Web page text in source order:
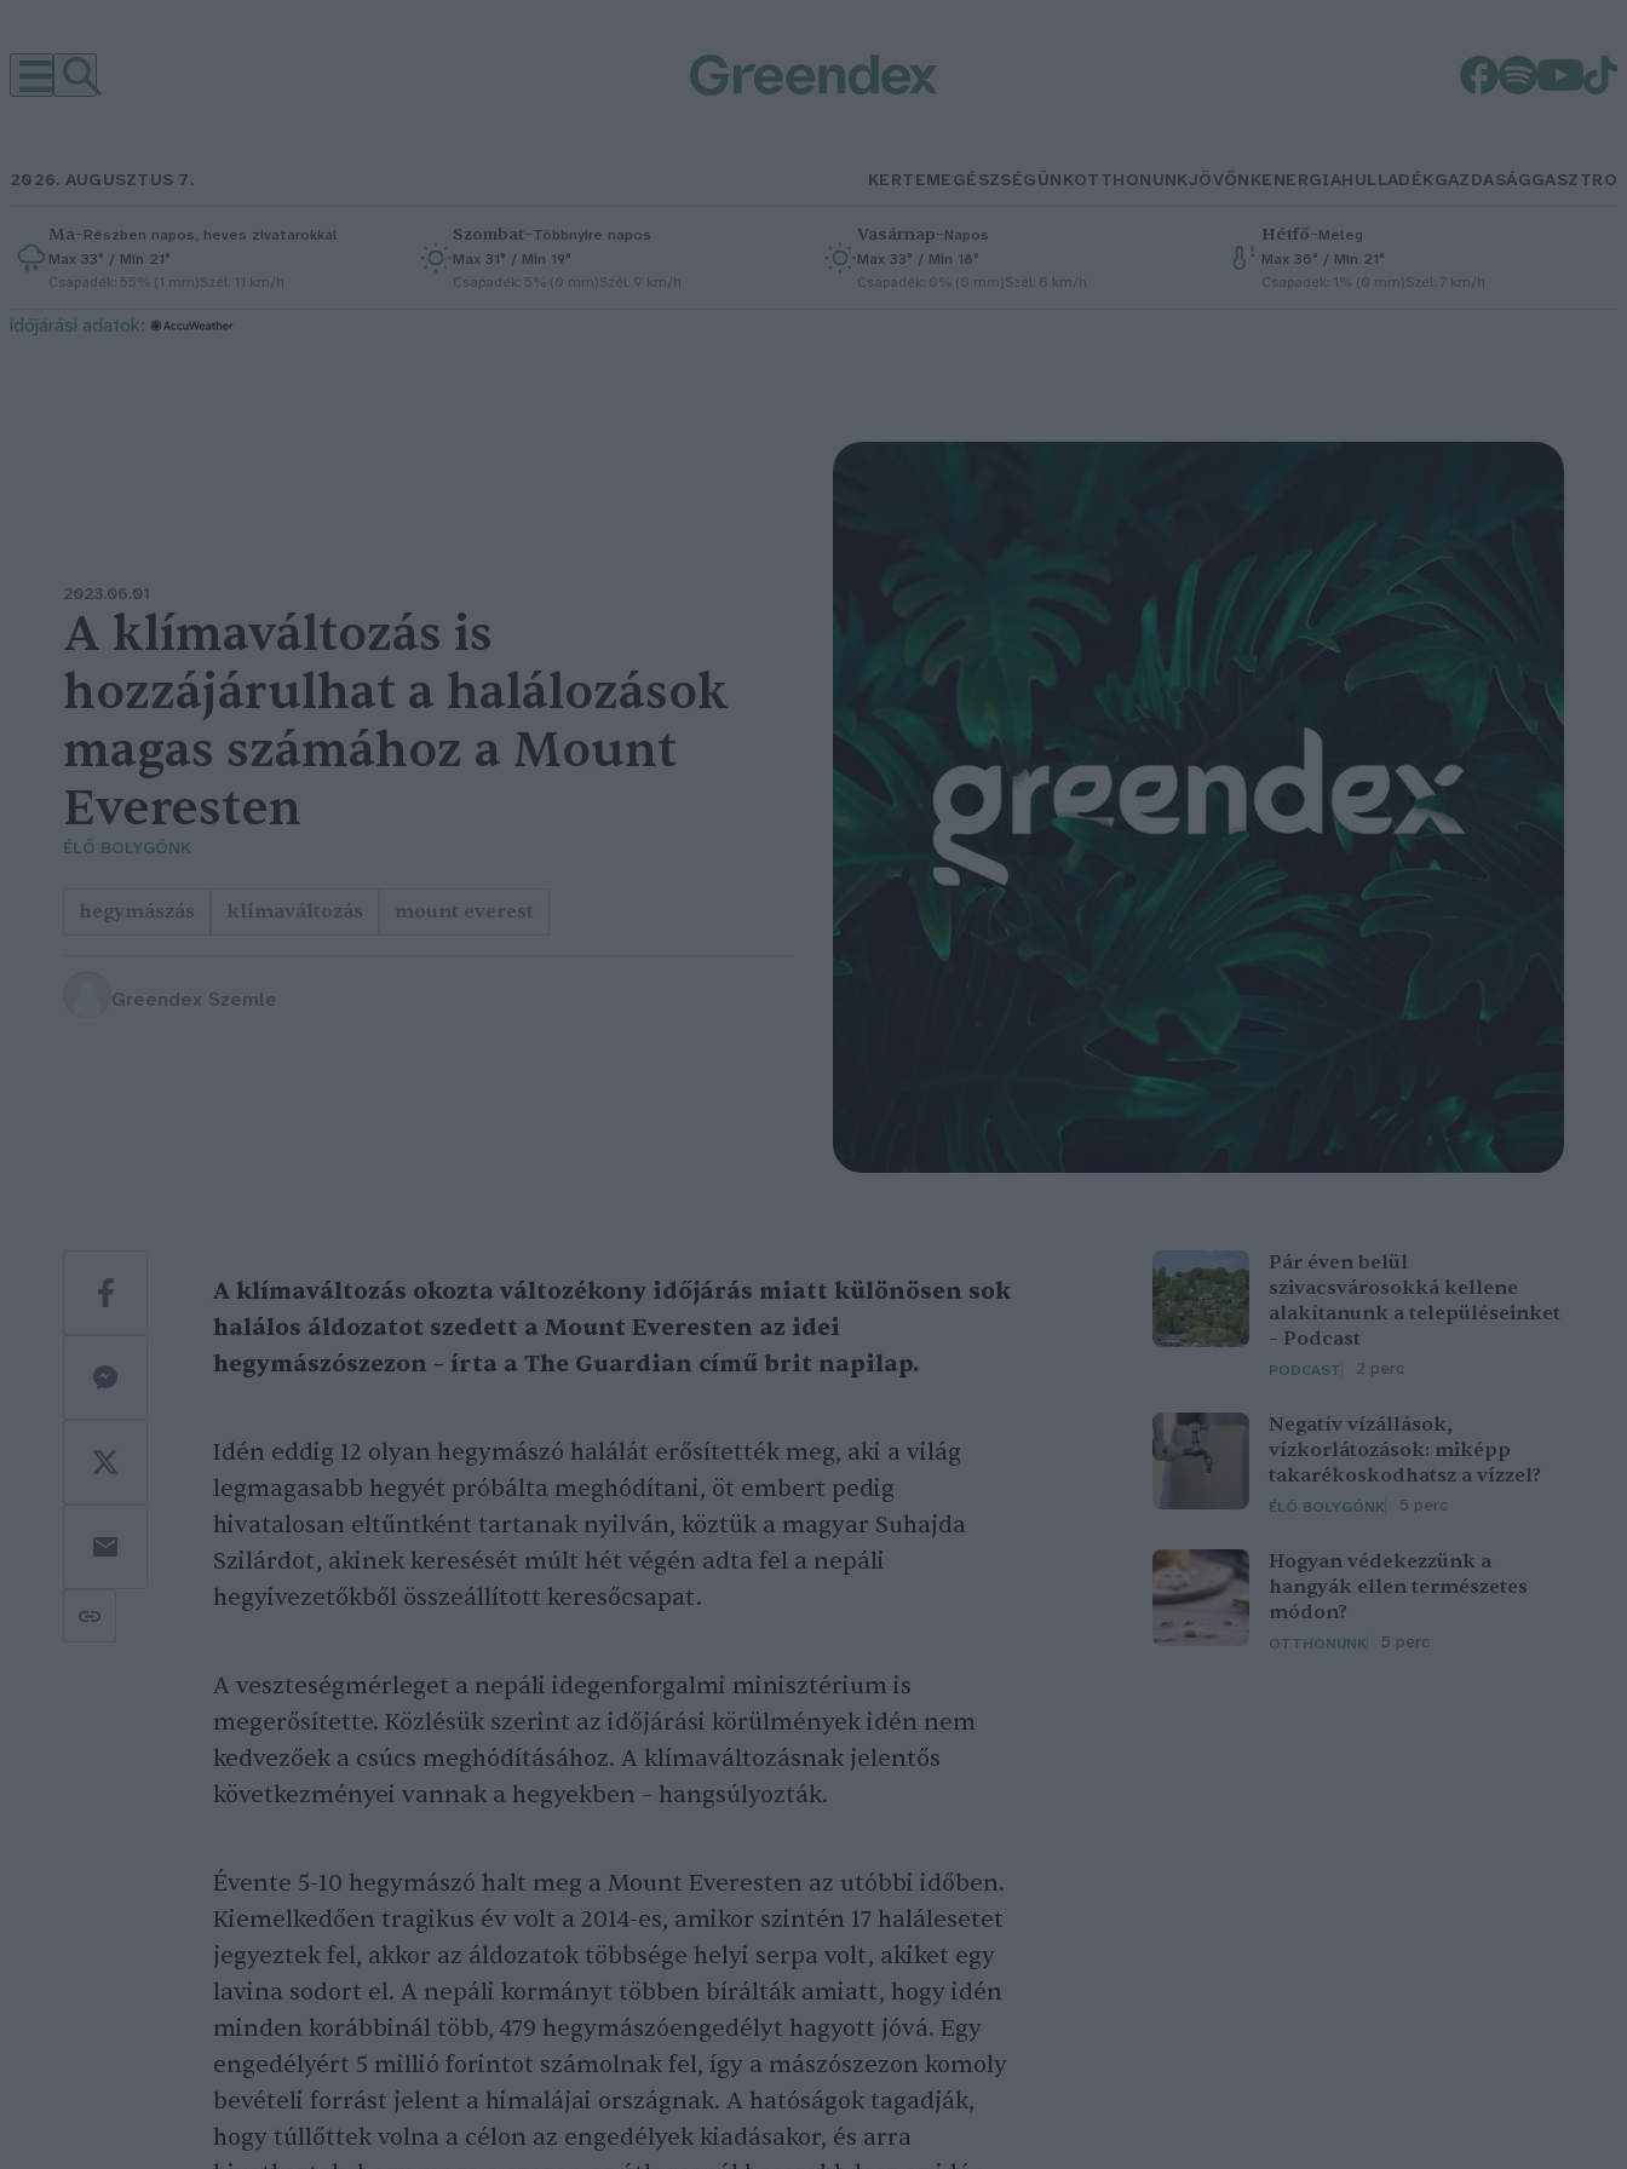
2026. AUGUSZTUS 7. KERTEMEGÉSZSÉGÜNKOTTHONUNKJÖVŐNKENERGIAHULLADÉKGAZDASÁGGASZTRO
Ma–Részben napos, heves zivatarokkal
Max 33° / Min 21°
Csapadék: 55% (1 mm)Szél: 11 km/h
Szombat–Többnyire napos
Max 31° / Min 19°
Csapadék: 5% (0 mm)Szél: 9 km/h
Vasárnap–Napos
Max 33° / Min 18°
Csapadék: 0% (0 mm)Szél: 6 km/h
Hétfő–Meleg
Max 36° / Min 21°
Csapadék: 1% (0 mm)Szél: 7 km/h
időjárási adatok:
2023.06.01
A klímaváltozás is
hozzájárulhat a halálozások
magas számához a Mount
Everesten
ÉLŐ BOLYGÓNK
hegymászás klímaváltozás mount everest
Greendex Szemle
A klímaváltozás okozta változékony időjárás miatt különösen sok
halálos áldozatot szedett a Mount Everesten az idei
hegymászószezon – írta a The Guardian című brit napilap.
Idén eddig 12 olyan hegymászó halálát erősítették meg, aki a világ
legmagasabb hegyét próbálta meghódítani, öt embert pedig
hivatalosan eltűntként tartanak nyilván, köztük a magyar Suhajda
Szilárdot, akinek keresését múlt hét végén adta fel a nepáli
hegyivezetőkből összeállított keresőcsapat.
A veszteségmérleget a nepáli idegenforgalmi minisztérium is
megerősítette. Közlésük szerint az időjárási körülmények idén nem
kedvezőek a csúcs meghódításához. A klímaváltozásnak jelentős
következményei vannak a hegyekben – hangsúlyozták.
Évente 5-10 hegymászó halt meg a Mount Everesten az utóbbi időben.
Kiemelkedően tragikus év volt a 2014-es, amikor szintén 17 halálesetet
jegyeztek fel, akkor az áldozatok többsége helyi serpa volt, akiket egy
lavina sodort el. A nepáli kormányt többen bírálták amiatt, hogy idén
minden korábbinál több, 479 hegymászóengedélyt hagyott jóvá. Egy
engedélyért 5 millió forintot számolnak fel, így a mászószezon komoly
bevételi forrást jelent a himalájai országnak. A hatóságok tagadják,
hogy túllőttek volna a célon az engedélyek kiadásakor, és arra
Pár éven belül
szivacsvárosokká kellene
alakítanunk a településeinket
– Podcast
PODCAST 2 perc
Negatív vízállások,
vízkorlátozások: miképp
takarékoskodhatsz a vízzel?
ÉLŐ BOLYGÓNK 5 perc
Hogyan védekezzünk a
hangyák ellen természetes
módon?
OTTHONUNK 5 perc